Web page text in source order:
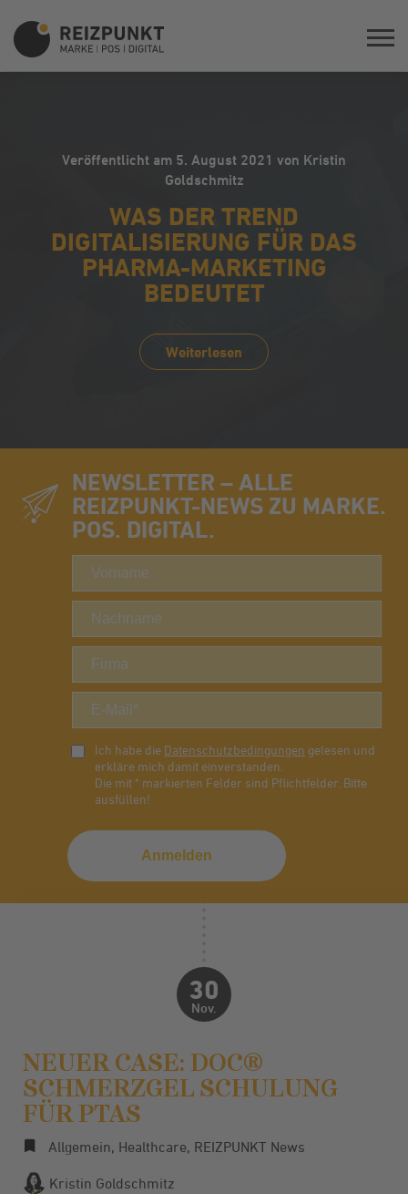
Veröffentlicht am 5. August 2021 von Kristin
Goldschmitz
WAS DER TREND
DIGITALISIERUNG FÜR DAS
PHARMA-MARKETING
BEDEUTET
Weiterlesen
NEWSLETTER – ALLE
REIZPUNKT-NEWS ZU MARKE.
POS. DIGITAL.
Ich habe die Datenschutzbedingungen gelesen und
erkläre mich damit einverstanden.
Die mit * markierten Felder sind Pflichtfelder. Bitte
ausfüllen!
30
Nov.
NEUER CASE: DOC®
SCHMERZGEL SCHULUNG
FÜR PTAS
Allgemein, Healthcare, REIZPUNKT News
Kristin Goldschmitz